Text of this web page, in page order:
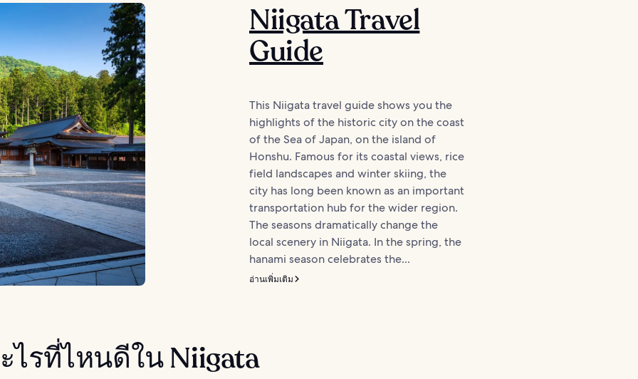
Niigata Travel
Guide
This Niigata travel guide shows you the
highlights of the historic city on the coast
of the Sea of Japan, on the island of
Honshu. Famous for its coastal views, rice
field landscapes and winter skiing, the
city has long been known as an important
transportation hub for the wider region.
The seasons dramatically change the
local scenery in Niigata. In the spring, the
hanami season celebrates the...
อ่านเพิ่มเติม
ไรที่ไหนดีใน Niigata